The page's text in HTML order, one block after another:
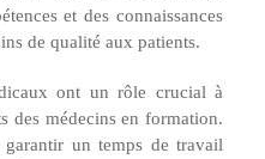
et des connaissances
de qualité aux patients.
ont un rôle crucial à
des médecins en formation.
un temps de travail